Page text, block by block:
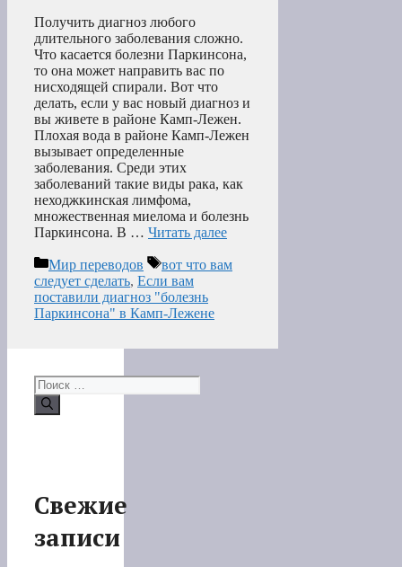
Получить диагноз любого
длительного заболевания сложно.
Что касается болезни Паркинсона,
то она может направить вас по
нисходящей спирали. Вот что
делать, если у вас новый диагноз и
вы живете в районе Камп-Лежен.
Плохая вода в районе Камп-Лежен
вызывает определенные
заболевания. Среди этих
заболеваний такие виды рака, как
неходжкинская лимфома,
множественная миелома и болезнь
Паркинсона. В … Читать далее
Рубрики
Мир переводов Метки
вот что вам
следует сделать, Если вам
поставили диагноз "болезнь
Паркинсона" в Камп-Лежене
Поиск:
Свежие
записи